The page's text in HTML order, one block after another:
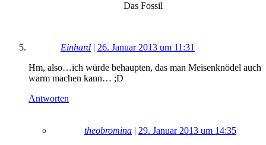
Das Fossil
Einhard | 26. Januar 2013 um 11:31
Hm, also…ich würde behaupten, das man Meisenknödel auch
warm machen kann… ;D
Antworten
theobromina | 29. Januar 2013 um 14:35